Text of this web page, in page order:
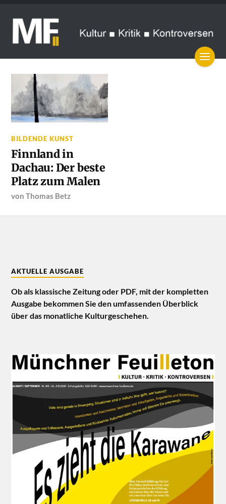
BILDENDE KUNST
Finnland in
Dachau: Der beste
Platz zum Malen
vonThomas Betz
AKTUELLE AUSGABE
Ob als klassische Zeitung oder PDF, mit der kompletten
Ausgabe bekommen Sie den umfassenden Überblick
über das monatliche Kulturgeschehen.